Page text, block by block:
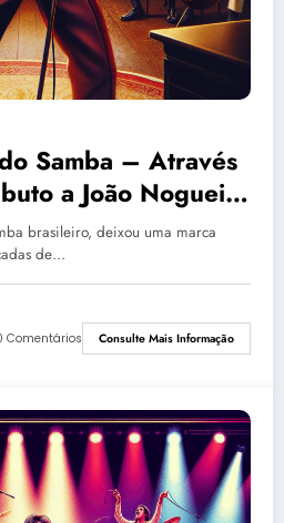
Samba – Através
a João Nogueira
brasileiro, deixou uma marca
de…
Comentários Consulte Mais Informação